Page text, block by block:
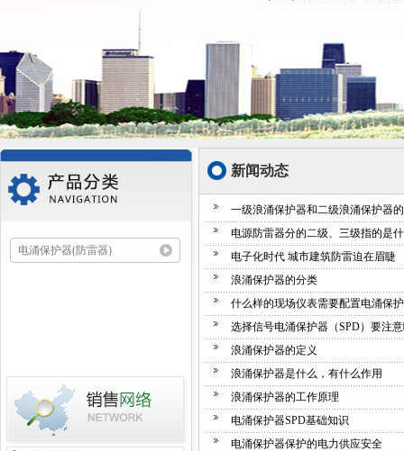
电涌保护器(防雷器)
新闻动态
一级浪涌保护器和二级浪涌保护器
电源防雷器分的二级、三级指的是
电子化时代 城市建筑防雷迫在眉睫
浪涌保护器的分类
什么样的现场仪表需要配置电涌保
选择信号电涌保护器（SPD）要注
浪涌保护器的定义
浪涌保护器是什么，有什么作用
浪涌保护器的工作原理
电涌保护器SPD基础知识
电涌保护器保护的电力供应安全